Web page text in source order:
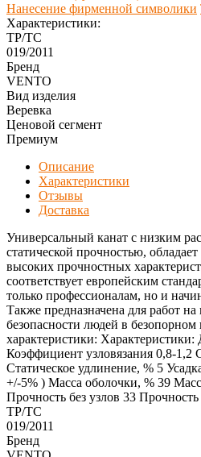
Нанесение фирменной символики
Характеристики:
ТР/ТС
019/2011
Бренд
VENTO
Вид изделия
Веревка
Ценовой сегмент
Премиум
Описание
Характеристики
Отзывы
Доставка
Универсальный канат с низким
статической прочностью,
высоких прочностных
соответствует европейским
только профессионалам, но и
Также предназначена для работ
безопасности людей в
характеристики:
Коэффициент узловязания 0,8-1,2
Статическое удлинение, % 5
+/-5% ) Масса оболочки, % 39
Прочность без узлов 33
ТР/ТС
019/2011
Бренд